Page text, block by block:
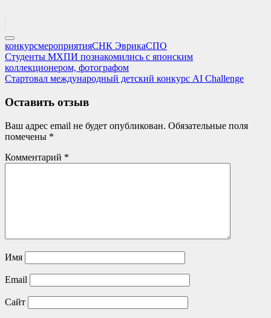
конкурсмероприятияСНК ЭврикаСПО
Навигация
по
Previous
Post:
Студенты МХПИ познакомились с японским
коллекционером, фотографом
Next
Стартовал международный детский конкурс AI Challenge
Оставить отзыв
Ваш адрес email не будет опубликован. Обязательные поля
помечены *
Комментарий *
Имя
Email
Сайт